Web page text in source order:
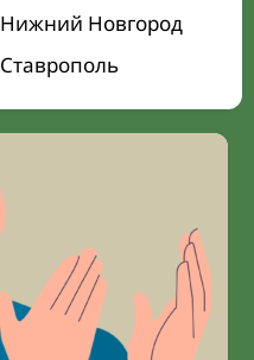
Нижний Новгород
Ставрополь